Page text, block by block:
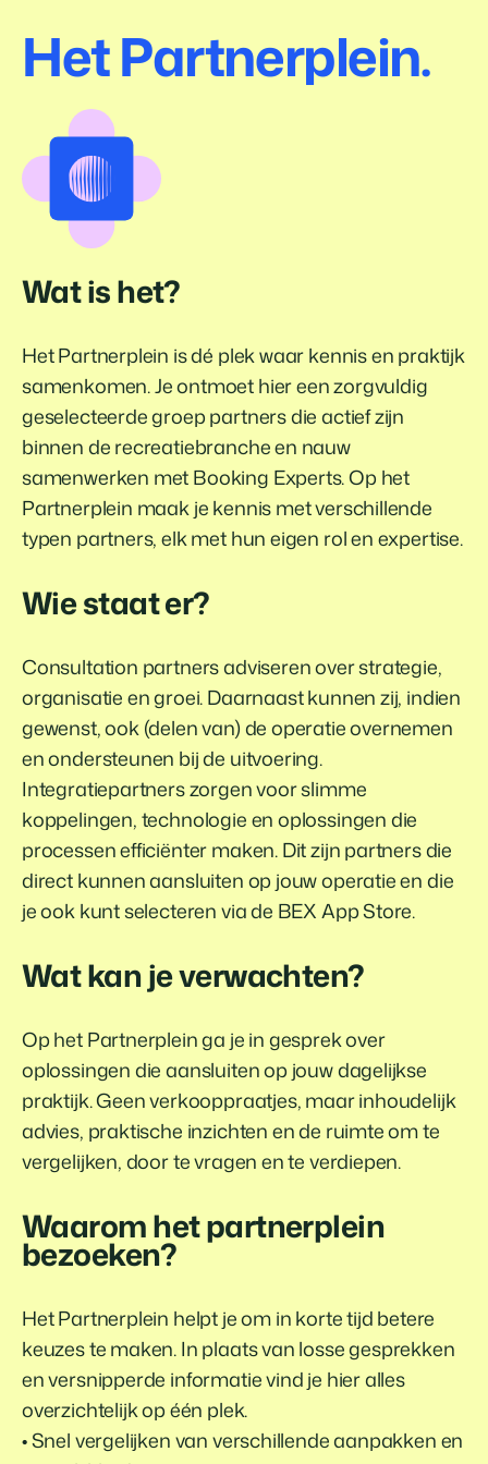
Het Partnerplein.
Wat is het?
Het Partnerplein is dé plek waar kennis en praktijk
samenkomen. Je ontmoet hier een zorgvuldig
geselecteerde groep partners die actief zijn
binnen de recreatiebranche en nauw
samenwerken met Booking Experts. Op het
Partnerplein maak je kennis met verschillende
typen partners, elk met hun eigen rol en expertise.
Wie staat er?
Consultation partners adviseren over strategie,
organisatie en groei. Daarnaast kunnen zij, indien
gewenst, ook (delen van) de operatie overnemen
en ondersteunen bij de uitvoering.
Integratiepartners zorgen voor slimme
koppelingen, technologie en oplossingen die
processen efficiënter maken. Dit zijn partners die
direct kunnen aansluiten op jouw operatie en die
je ook kunt selecteren via de BEX App Store.
Wat kan je verwachten?
Op het Partnerplein ga je in gesprek over
oplossingen die aansluiten op jouw dagelijkse
praktijk. Geen verkooppraatjes, maar inhoudelijk
advies, praktische inzichten en de ruimte om te
vergelijken, door te vragen en te verdiepen.
Waarom het partnerplein
bezoeken?
Het Partnerplein helpt je om in korte tijd betere
keuzes te maken. In plaats van losse gesprekken
en versnipperde informatie vind je hier alles
overzichtelijk op één plek.
• Snel vergelijken van verschillende aanpakken en